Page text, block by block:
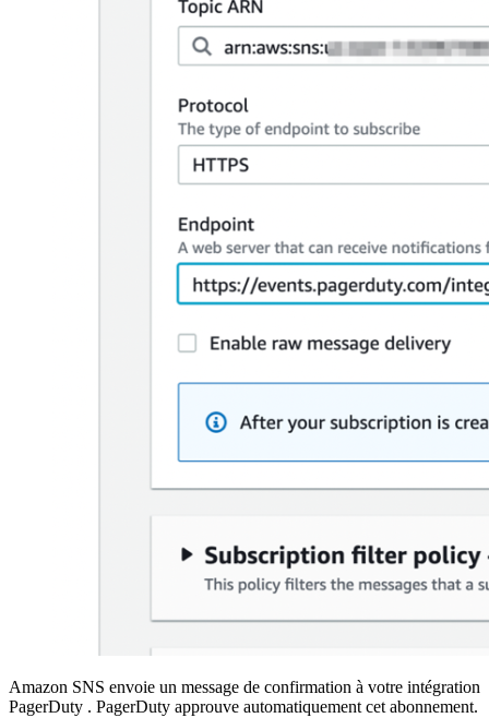
Amazon SNS envoie un message de confirmation à votre intégration
PagerDuty . PagerDuty approuve automatiquement cet abonnement.